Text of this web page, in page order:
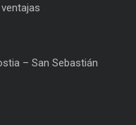
– San Sebastián